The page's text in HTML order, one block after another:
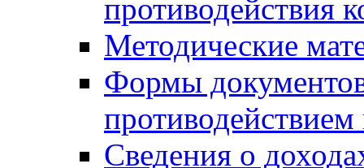
противодействия
Методические
Формы
Сведения о